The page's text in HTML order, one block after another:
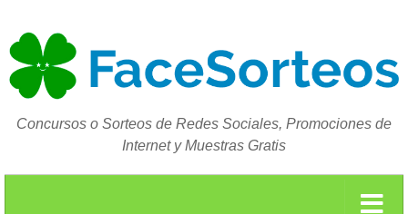
Concursos o Sorteos de Redes Sociales, Promociones de
Internet y Muestras Gratis